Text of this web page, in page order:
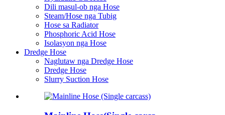
Dili masul-ob nga Hose
Steam/Hose nga Tubig
Hose sa Radiator
Phosphoric Acid Hose
Isolasyon nga Hose
Dredge Hose
Naglutaw nga Dredge Hose
Dredge Hose
Slurry Suction Hose